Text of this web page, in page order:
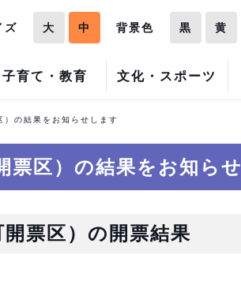
子育て・教育 文化・スポーツ
ズ 大 中 背景色 黒 黄
）の結果をお知らせします
票区）の結果をお知ら
票区）の開票結果